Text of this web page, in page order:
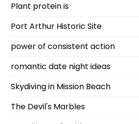
Plant protein is
Port Arthur Historic Site
power of consistent action
romantic date night ideas
Skydiving in Mission Beach
The Devil's Marbles